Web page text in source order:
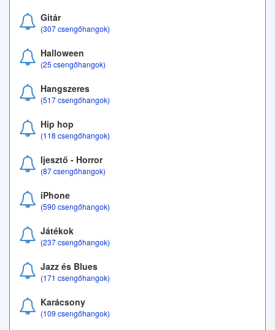
Gitár
(307 csengőhangok)
Halloween
(25 csengőhangok)
Hangszeres
(517 csengőhangok)
Hip hop
(118 csengőhangok)
Ijesztő - Horror
(87 csengőhangok)
iPhone
(590 csengőhangok)
Játékok
(237 csengőhangok)
Jazz és Blues
(171 csengőhangok)
Karácsony
(109 csengőhangok)